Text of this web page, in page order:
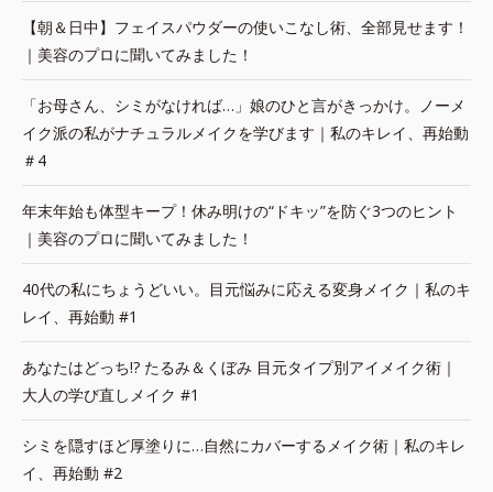
【朝＆日中】フェイスパウダーの使いこなし術、全部見せます！
｜美容のプロに聞いてみました！
「お母さん、シミがなければ…」娘のひと言がきっかけ。ノーメ
イク派の私がナチュラルメイクを学びます｜私のキレイ、再始動
＃4
年末年始も体型キープ！休み明けの“ドキッ”を防ぐ3つのヒント
｜美容のプロに聞いてみました！
40代の私にちょうどいい。目元悩みに応える変身メイク｜私のキ
レイ、再始動 #1
あなたはどっち!? たるみ＆くぼみ 目元タイプ別アイメイク術｜
大人の学び直しメイク #1
シミを隠すほど厚塗りに…自然にカバーするメイク術｜私のキレ
イ、再始動 #2